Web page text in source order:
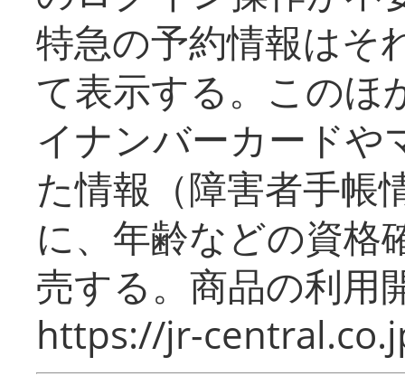
特急の予約情報はそ
て表示する。このほ
イナンバーカードや
た情報（障害者手帳
に、年齢などの資格
売する。商品の利用
https://jr-